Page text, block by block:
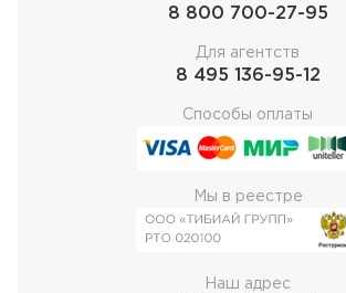
8 800 700-27-95
Для агентств
8 495 136-95-12
Способы оплаты
Мы в реестре
Наш адрес